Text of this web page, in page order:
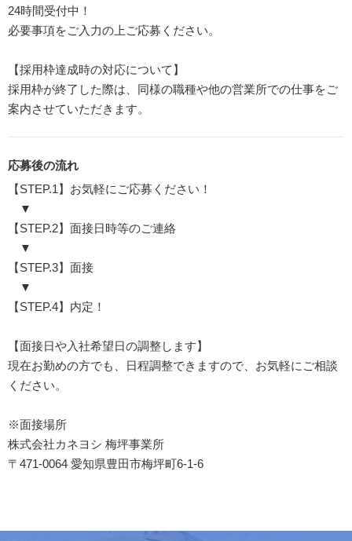
24時間受付中！
必要事項をご入力の上ご応募ください。
【採用枠達成時の対応について】
採用枠が終了した際は、同様の職種や他の営業所での仕事をご
案内させていただきます。
応募後の流れ
【STEP.1】お気軽にご応募ください！
▼
【STEP.2】面接日時等のご連絡
▼
【STEP.3】面接
▼
【STEP.4】内定！
【面接日や入社希望日の調整します】
現在お勤めの方でも、日程調整できますので、お気軽にご相談
ください。
※面接場所
株式会社カネヨシ 梅坪事業所
〒471-0064 愛知県豊田市梅坪町6-1-6